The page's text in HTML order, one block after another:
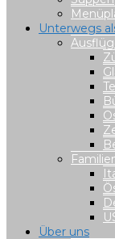
Unterwegs
Über uns